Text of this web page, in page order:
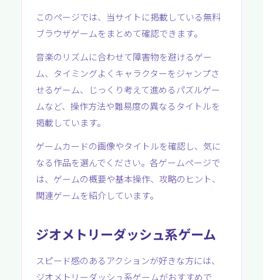
このページでは、当サイトに掲載している無料
ブラウザゲームをまとめて確認できます。
音楽のリズムに合わせて障害物を避けるゲー
ム、タイミングよくキャラクターをジャンプさ
せるゲーム、じっくり考えて進めるパズルゲー
ムなど、操作方法や難易度の異なるタイトルを
掲載しています。
ゲームカードの画像やタイトルを確認し、気に
なる作品を選んでください。各ゲームページで
は、ゲームの概要や基本操作、攻略のヒント、
関連ゲームを紹介しています。
ジオメトリーダッシュ系ゲーム
スピード感のあるアクションが好きな方には、
ジオメトリーダッシュ系ゲームがおすすめで